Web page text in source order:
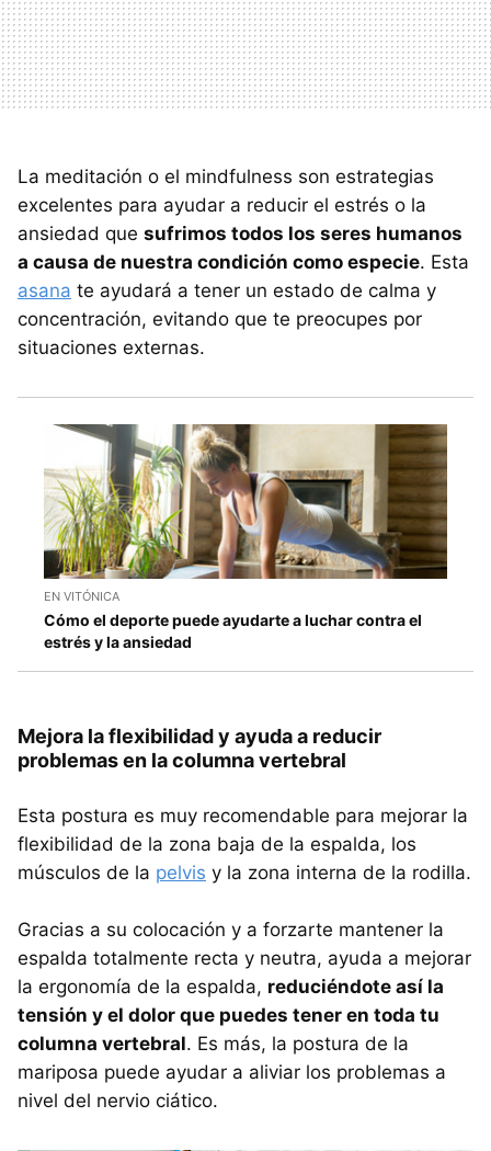
La meditación o el mindfulness son estrategias
excelentes para ayudar a reducir el estrés o la
ansiedad que sufrimos todos los seres humanos
a causa de nuestra condición como especie. Esta
asana te ayudará a tener un estado de calma y
concentración, evitando que te preocupes por
situaciones externas.
EN VITÓNICA
Cómo el deporte puede ayudarte a luchar contra el
estrés y la ansiedad
Mejora la flexibilidad y ayuda a reducir
problemas en la columna vertebral
Esta postura es muy recomendable para mejorar la
flexibilidad de la zona baja de la espalda, los
músculos de la pelvis y la zona interna de la rodilla.
Gracias a su colocación y a forzarte mantener la
espalda totalmente recta y neutra, ayuda a mejorar
la ergonomía de la espalda, reduciéndote así la
tensión y el dolor que puedes tener en toda tu
columna vertebral. Es más, la postura de la
mariposa puede ayudar a aliviar los problemas a
nivel del nervio ciático.